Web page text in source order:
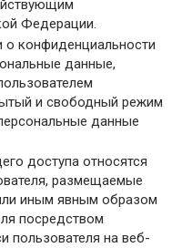
Федерации.
о конфиденциальности
данные,
и свободный режим
данные
доступа относятся
размещаемые
иным явным образом
посредством
пользователя на веб-